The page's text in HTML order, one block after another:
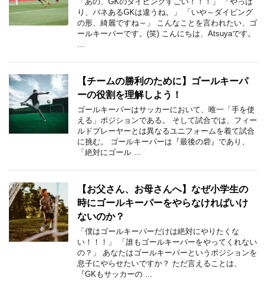
り、バネあるGKは違うね。」 「いや～ダイビング
の形、綺麗ですね～」 こんなことを言われたい、ゴ
ールキーパーです。(笑) こんにちは、Atsuyaです。
…
【チームの勝利のために】ゴールキーパ
ーの役割を理解しよう！
ゴールキーパーはサッカーにおいて、唯一「手を使
える」ポジションである。 そして試合では、フィー
ルドプレーヤーとは異なるユニフォームを着て試合
に挑む。 ゴールキーパーは『最後の砦』であり、
「絶対にゴール …
【お父さん、お母さんへ】なぜ小学生の
時にゴールキーパーをやらなければいけ
ないのか？
「僕はゴールキーパーだけは絶対にやりたくな
い！！！」 「誰もゴールキーパーをやってくれない
の？」 あなたはゴールキーパーというポジションを
息子にやらせたいですか？ ただ言えることは、
『GKもサッカーの …